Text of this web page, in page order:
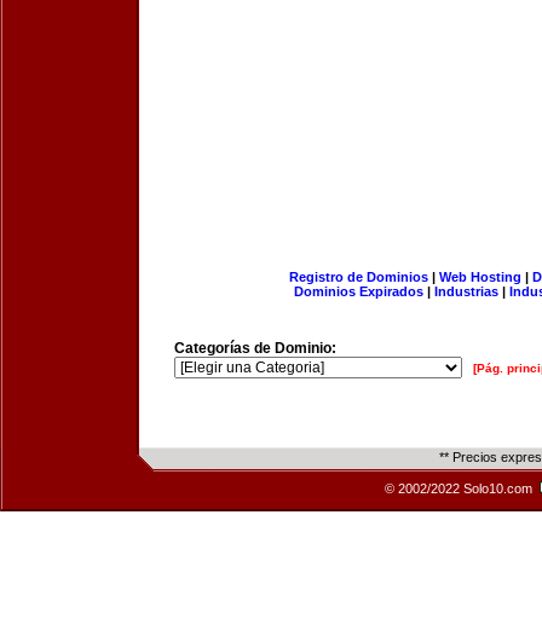
Registro de Dominios| Web Hosting |
Dominios Expirados | Industrias |
Categorías de Dominio:
[Pág.
** Precios
© 2002/2022 Solo10.com